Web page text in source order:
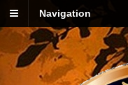
Navigation